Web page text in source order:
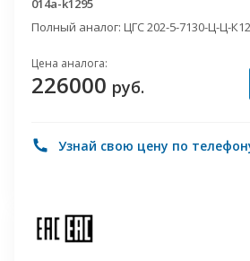
Полный аналог: ЦГС 202-5-7130-Ц-Ц-К1295
226000руб.